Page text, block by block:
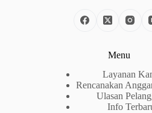
Menu
Layanan
Rencanakan
Ulasan
Info